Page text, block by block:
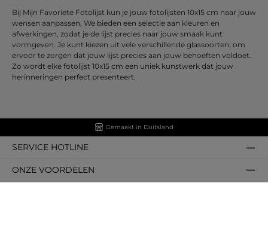
Bij Mijn Favoriete Fotolijst kun je jouw fotolijsten 10x15 cm naar jouw
wensen aanpassen. We bieden een selectie aan kleuren en
afwerkingen, zodat je de lijst precies naar jouw smaak kunt
vormgeven. Je kunt kiezen uit vele verschillende glassoorten, om
ervoor te zorgen dat jouw lijst precies aan jouw behoeften voldoet.
Zo wordt elke fotolijst 10x15 cm een uniek kunstwerk dat jouw
herinneringen perfect presenteert.
Gemaakt in Duitsland
SERVICE HOTLINE
ONZE VOORDELEN